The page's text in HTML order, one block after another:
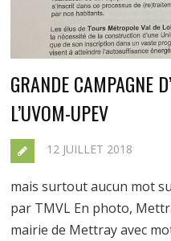
GRANDE CAMPAGNE
L’UVOM-UPEV
12 JUILLET 2018
mais surtout aucun mot
par TMVL En photo,
mairie de Mettray avec